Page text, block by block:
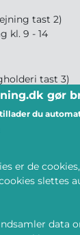
tast 2)
kl. 9 - 14
tast 3)
kl. 9 - 12
på ledige
telefon
gør
du
er de
slettes
data